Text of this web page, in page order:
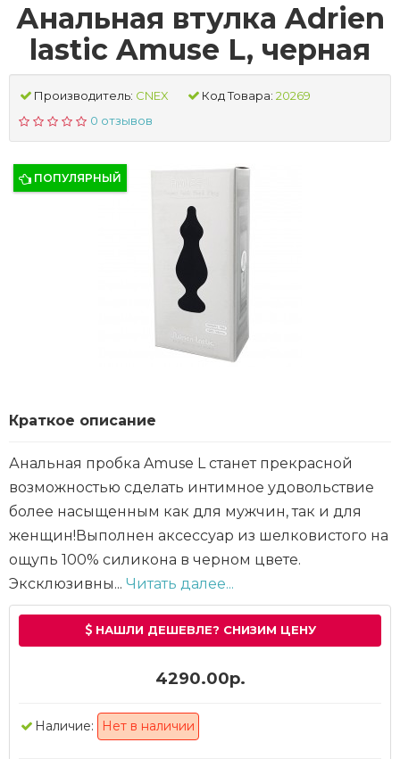
Анальная втулка Adrien
lastic Amuse L, черная
Производитель: CNEX Код Товара: 20269
0 отзывов
ПОПУЛЯРНЫЙ
Краткое описание
Анальная пробка Amuse L станет прекрасной
возможностью сделать интимное удовольствие
более насыщенным как для мужчин, так и для
женщин!Выполнен аксессуар из шелковистого на
ощупь 100% силикона в черном цвете.
Эксклюзивны... Читать далее...
НАШЛИ ДЕШЕВЛЕ? СНИЗИМ ЦЕНУ
4290.00р.
Наличие: Нет в наличии